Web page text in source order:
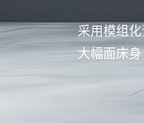
采用模组
大幅面床